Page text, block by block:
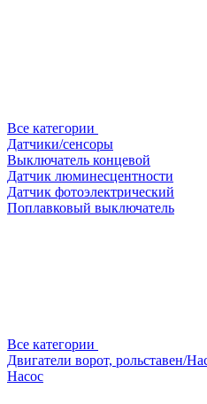
Все категории
Датчики/сенсоры
Выключатель концевой
Датчик люминесцентности
Датчик фотоэлектрический
Поплавковый выключатель
Все категории
Двигатели ворот, рольставен/
Насос